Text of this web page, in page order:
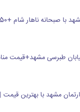
ناهار شام +50% تخفیف ارزان
مشهد با بهترین